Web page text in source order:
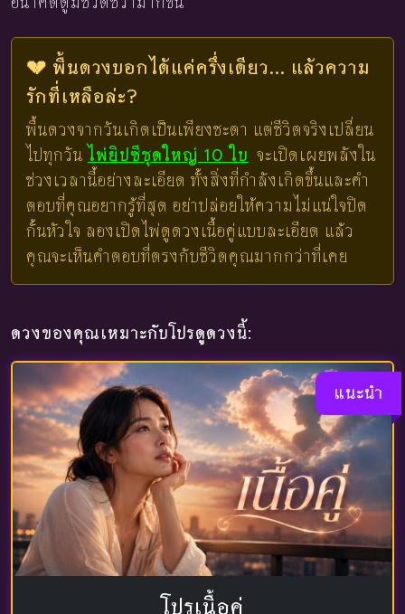
💔 พื้นดวงบอกได้แค่ครึ่งเดียว... แล้วความ
รักที่เหลือล่ะ?
พื้นดวงจากวันเกิดเป็นเพียงชะตา แต่ชีวิตจริงเปลี่ยน
ไปทุกวัน ไพ่ยิปซีชุดใหญ่ 10 ใบ จะเปิดเผยพลังใน
ช่วงเวลานี้อย่างละเอียด ทั้งสิ่งที่กำลังเกิดขึ้นและคำ
ตอบที่คุณอยากรู้ที่สุด อย่าปล่อยให้ความไม่แน่ใจปิด
กั้นหัวใจ ลองเปิดไพ่ดูดวงเนื้อคู่แบบละเอียด แล้ว
คุณจะเห็นคำตอบที่ตรงกับชีวิตคุณมากกว่าที่เคย
ดวงของคุณเหมาะกับโปรดูดวงนี้:
แนะนำ
โปรเนื้อคู่